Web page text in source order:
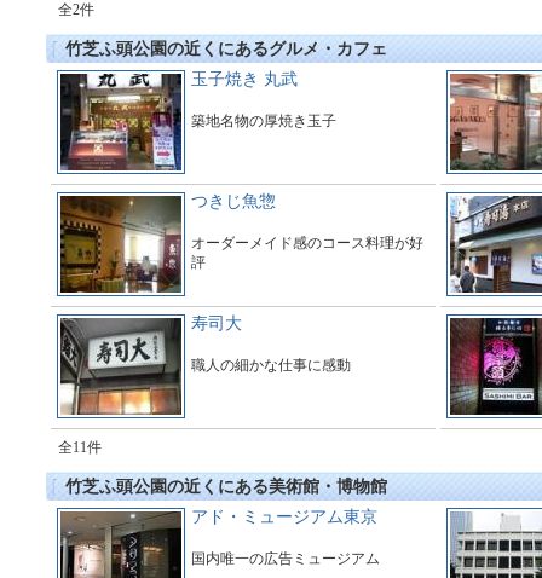
全2件
竹芝ふ頭公園の近くにあるグルメ・カフェ
玉子焼き 丸武
築地名物の厚焼き玉子
つきじ魚惣
オーダーメイド感のコース料理が好
評
寿司大
職人の細かな仕事に感動
全11件
竹芝ふ頭公園の近くにある美術館・博物館
アド・ミュージアム東京
国内唯一の広告ミュージアム